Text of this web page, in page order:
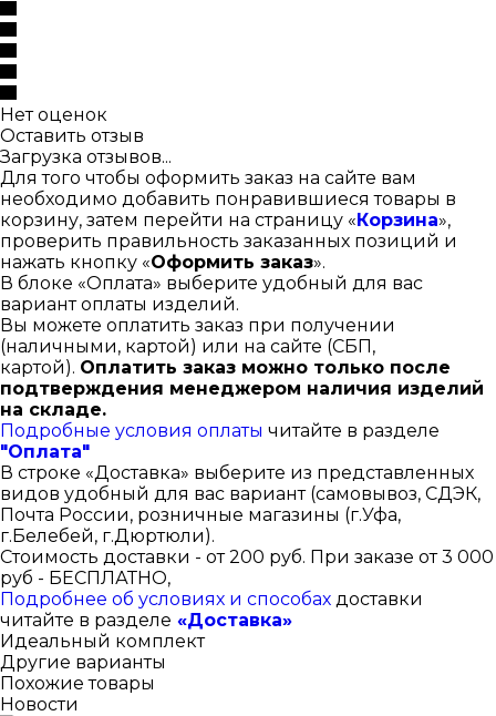
Нет оценок
Оставить отзыв
Загрузка отзывов...
Для того чтобы оформить заказ на сайте вам
необходимо добавить понравившиеся товары в
корзину, затем перейти на страницу «Корзина»,
проверить правильность заказанных позиций и
нажать кнопку «Оформить заказ».
В блоке «Оплата» выберите удобный для вас
вариант оплаты изделий.
Вы можете оплатить заказ при получении
(наличными, картой) или на сайте (СБП,
картой). Оплатить заказ можно только после
подтверждения менеджером наличия изделий
на складе.
Подробные условия оплаты читайте в разделе
"Оплата"
В строке «Доставка» выберите из представленных
видов удобный для вас вариант (самовывоз, СДЭК,
Почта России, розничные магазины (г.Уфа,
г.Белебей, г.Дюртюли).
Стоимость доставки - от 200 руб. При заказе от 3 000
руб - БЕСПЛАТНО,
Подробнее об условиях и способах доставки
читайте в разделе «Доставка»
Идеальный комплект
Другие варианты
Похожие товары
Новости